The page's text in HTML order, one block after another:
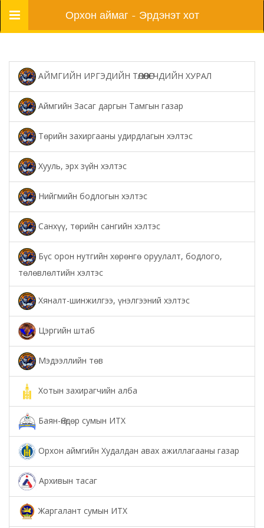
Цэс Орхон аймаг - Эрдэнэт хот
АЙМГИЙН ИРГЭДИЙН ТӨЛӨӨЛӨГЧДИЙН ХУРАЛ
Аймгийн Засаг даргын Тамгын газар
Төрийн захиргааны удирдлагын хэлтэс
Хууль, эрх зүйн хэлтэс
Нийгмийн бодлогын хэлтэс
Санхүү, төрийн сангийн хэлтэс
Бүс орон нутгийн хөрөнгө оруулалт, бодлого,
төлөвлөлтийн хэлтэс
Хяналт-шинжилгээ, үнэлгээний хэлтэс
Цэргийн штаб
Мэдээллийн төв
Хотын захирагчийн алба
Баян-Өндөр сумын ИТХ
Орхон аймгийн Худалдан авах ажиллагааны газар
Архивын тасаг
Жаргалант сумын ИТХ